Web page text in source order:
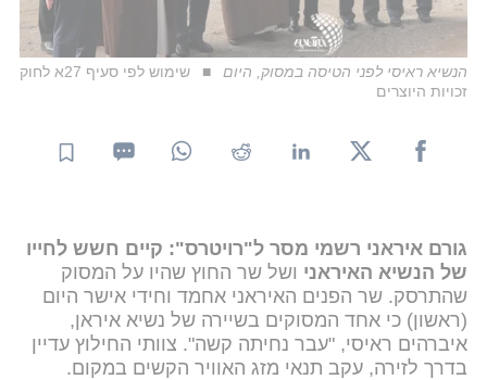
הנשיא ראיסי לפני הטיסה במסוק, היום
שימוש לפי סעיף 27א לחוק
זכויות היוצרים
גורם איראני רשמי מסר ל"רויטרס": קיים חשש לחייו
של הנשיא האיראני ושל שר החוץ שהיו על המסוק
שהתרסק. שר הפנים האיראני אחמד וחידי אישר היום
(ראשון) כי אחד המסוקים בשיירה של נשיא איראן,
איברהים ראיסי, "עבר נחיתה קשה". צוותי החילוץ עדיין
בדרך לזירה, עקב תנאי מזג האוויר הקשים במקום.